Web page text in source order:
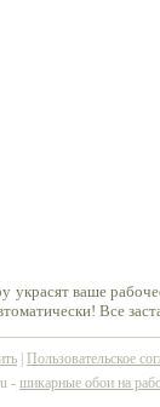
ваше
Все
Пользовательское
- шикарные обои на